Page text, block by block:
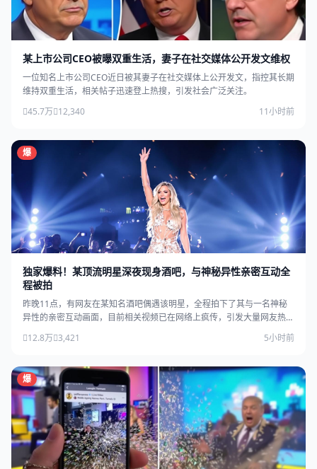
某上市公司CEO被曝双重生活，妻子在社交媒体公开发文维权
一位知名上市公司CEO近日被其妻子在社交媒体上公开发文，指控其长期
维持双重生活，相关帖子迅速登上热搜，引发社会广泛关注。
45.7万 12,340 11小时前
爆
独家爆料！某顶流明星深夜现身酒吧，与神秘异性亲密互动全
程被拍
昨晚11点，有网友在某知名酒吧偶遇该明星，全程拍下了其与一名神秘
异性的亲密互动画面，目前相关视频已在网络上疯传，引发大量网友热
12.8万 3,421 5小时前
爆